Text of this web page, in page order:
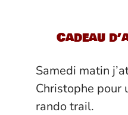
Cadeau
Samedi matin
Christophe pour
rando trail.